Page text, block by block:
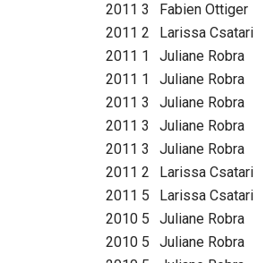
2011 3 Fabien Ottiger
2011 2 Larissa Csatari
2011 1 Juliane Robra
2011 1 Juliane Robra
2011 3 Juliane Robra
2011 3 Juliane Robra
2011 3 Juliane Robra
2011 2 Larissa Csatari
2011 5 Larissa Csatari
2010 5 Juliane Robra
2010 5 Juliane Robra